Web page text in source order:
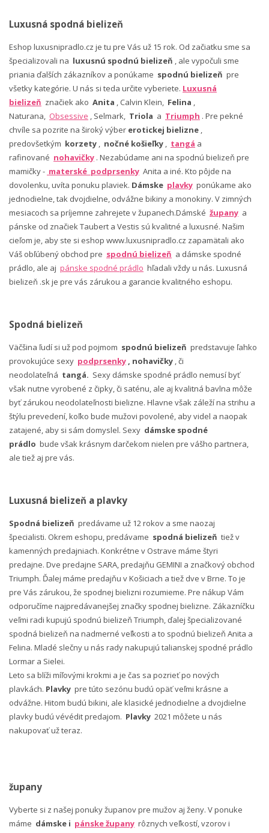
Luxusná spodná bielizeň
Eshop luxusnipradlo.cz je tu pre Vás už 15 rok. Od začiatku sme sa
špecializovali na luxusnú spodnú bielizeň , ale vypočuli sme
priania ďalších zákazníkov a ponúkame spodnú bielizeň pre
všetky kategórie. U nás si teda určite vyberiete. Luxusná
bielizeň značiek ako Anita , Calvin Klein, Felina ,
Naturana, Obsessive , Selmark, Triola a Triumph . Pre pekné
chvíle sa pozrite na široký výber erotickej bielizne ,
predovšetkým korzety , nočné košieľky , tangá a
rafinované nohavičky . Nezabúdame ani na spodnú bielizeň pre
mamičky - materské podprsenky Anita a iné. Kto pôjde na
dovolenku, uvíta ponuku plaviek. Dámske plavky ponúkame ako
jednodielne, tak dvojdielne, odvážne bikiny a monokiny. V zimných
mesiacoch sa príjemne zahrejete v županech.Dámské župany a
pánske od značiek Taubert a Vestis sú kvalitné a luxusné. Našim
cieľom je, aby ste si eshop www.luxusnipradlo.cz zapamätali ako
Váš obľúbený obchod pre spodnú bielizeň a dámske spodné
prádlo, ale aj pánske spodné prádlo hľadali vždy u nás. Luxusná
bielizeň .sk je pre vás zárukou a garancie kvalitného eshopu.
Spodná bielizeň
Väčšina ľudí si už pod pojmom spodnú bielizeň predstavuje ľahko
provokujúce sexy podprsenky , nohavičky , či
neodolateľná tangá. Sexy dámske spodné prádlo nemusí byť
však nutne vyrobené z čipky, či saténu, ale aj kvalitná bavlna môže
byť zárukou neodolateľnosti bielizne. Hlavne však záleží na strihu a
štýlu prevedení, koľko bude mužovi povolené, aby videl a naopak
zatajené, aby si sám domyslel. Sexy dámske spodné
prádlo bude však krásnym darčekom nielen pre vášho partnera,
ale tiež aj pre vás.
Luxusná bielizeň a plavky
Spodná bielizeň predávame už 12 rokov a sme naozaj
špecialisti. Okrem eshopu, predávame spodná bielizeň tiež v
kamenných predajniach. Konkrétne v Ostrave máme štyri
predajne. Dve predajne SARA, predajňu GEMINI a značkový obchod
Triumph. Ďalej máme predajňu v Košiciach a tiež dve v Brne. To je
pre Vás zárukou, že spodnej bielizni rozumieme. Pre nákup Vám
odporučíme najpredávanejšej značky spodnej bielizne. Zákazníčku
veľmi radi kupujú spodnú bielizeň Triumph, ďalej špecializované
spodná bielizeň na nadmerné veľkosti a to spodnú bielizeň Anita a
Felina. Mladé slečny u nás rady nakupujú talianskej spodné prádlo
Lormar a Sielei.
Leto sa blíži míľovými krokmi a je čas sa pozrieť po nových
plavkách. Plavky pre túto sezónu budú opäť veľmi krásne a
odvážne. Hitom budú bikini, ale klasické jednodielne a dvojdielne
plavky budú vévédit predajom. Plavky 2021 môžete u nás
nakupovať už teraz.
župany
Vyberte si z našej ponuky županov pre mužov aj ženy. V ponuke
máme dámske i pánske župany rôznych veľkostí, vzorov i